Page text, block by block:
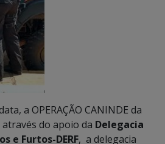
a OPERAÇÃO CANINDE da
através do apoio da Delegacia
e Furtos-DERF, a delegacia